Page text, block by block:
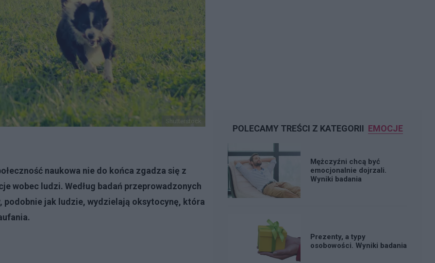
Shutterstock
naukowa nie do końca zgadza się z
wobec ludzi. Według badań przeprowadzonych
podobnie jak ludzie, wydzielają oksytocynę, która
POLECAMY TREŚCI Z KATEGORII EMOCJE
Mężczyźni chcą być
emocjonalnie dojrzali.
Wyniki badania
Prezenty, a typy
osobowości. Wyniki badania